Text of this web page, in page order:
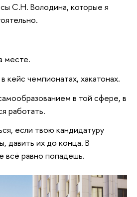
С.Н. Володина, которые я
месте.
кейс чемпионатах, хакатонах.
в той сфере, в
работать.
если твою кандидатуру
давить их до конца. В
всё равно попадешь.